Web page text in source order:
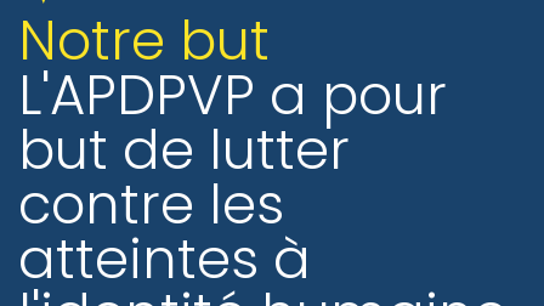
Notre but
L'APDPVP a pour
but de lutter
contre les
atteintes à